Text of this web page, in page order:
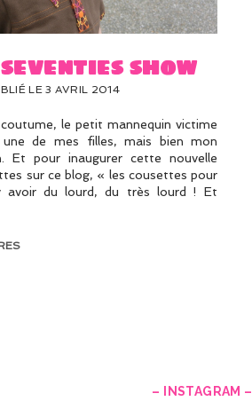
show
LE 3 AVRIL 2014
le petit mannequin victime
de mes filles, mais bien mon
Et pour inaugurer cette nouvelle
sur ce blog, « les cousettes pour
du lourd, du très lourd ! Et
– INSTAGRAM –